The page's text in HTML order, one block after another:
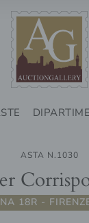
ASTA N.1030
18R -